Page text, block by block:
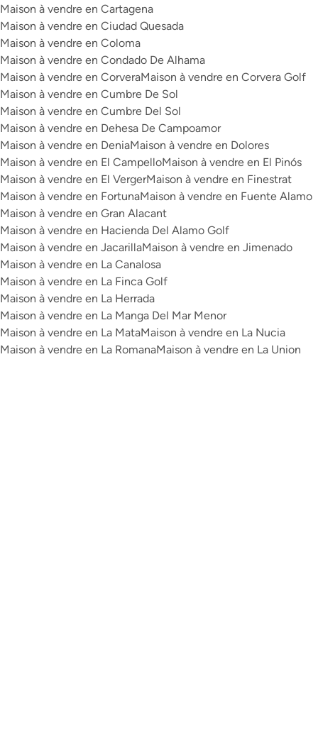
Maison à vendre en Cartagena
Maison à vendre en Ciudad Quesada
Maison à vendre en Coloma
Maison à vendre en Condado De Alhama
Maison à vendre en CorveraMaison à vendre en Corvera Golf
Maison à vendre en Cumbre De Sol
Maison à vendre en Cumbre Del Sol
Maison à vendre en Dehesa De Campoamor
Maison à vendre en DeniaMaison à vendre en Dolores
Maison à vendre en El CampelloMaison à vendre en El Pinós
Maison à vendre en El VergerMaison à vendre en Finestrat
Maison à vendre en FortunaMaison à vendre en Fuente Alamo
Maison à vendre en Gran Alacant
Maison à vendre en Hacienda Del Alamo Golf
Maison à vendre en JacarillaMaison à vendre en Jimenado
Maison à vendre en La Canalosa
Maison à vendre en La Finca Golf
Maison à vendre en La Herrada
Maison à vendre en La Manga Del Mar Menor
Maison à vendre en La MataMaison à vendre en La Nucia
Maison à vendre en La RomanaMaison à vendre en La Union